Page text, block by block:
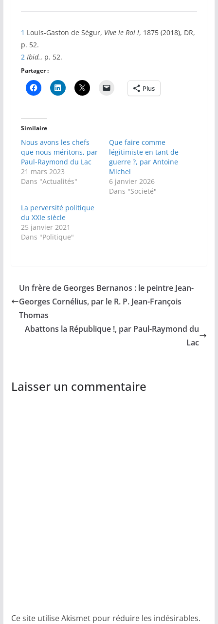
1 Louis-Gaston de Ségur, Vive le Roi !, 1875 (2018), DR,
p. 52.
2 Ibid., p. 52.
Partager :
Plus
Similaire
Nous avons les chefs
que nous méritons, par
Paul-Raymond du Lac
21 mars 2023
Dans "Actualités"
Que faire comme
légitimiste en tant de
guerre ?, par Antoine
Michel
6 janvier 2026
Dans "Societé"
La perversité politique
du XXIe siècle
25 janvier 2021
Dans "Politique"
Un frère de Georges Bernanos : le peintre Jean-
Georges Cornélius, par le R. P. Jean-François
Thomas
Abattons la République !, par Paul-Raymond du
Lac
Laisser un commentaire
Ce site utilise Akismet pour réduire les indésirables.